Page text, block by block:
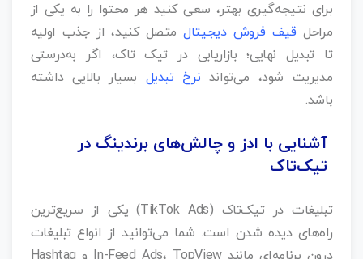
برای نتیجه‌گیری بهتر، سعی کنید هر محتوا را به یکی از
مراحل قیف فروش دیجیتالمتصل کنید، از جذب اولیه
تا تبدیل نهایی؛ بازاریابی در تیک تاک، اگر به‌درستی
مدیریت شود، می‌تواند نرخ تبدیل بسیار بالایی داشته
باشد.
آشنایی با ادز و چالش‌های برندینگ در
تیک‌تاک
تبلیغات در تیک‌تاک (TikTok Ads) یکی از سریع‌ترین
راه‌های دیده شدن است. شما می‌توانید از انواع تبلیغات